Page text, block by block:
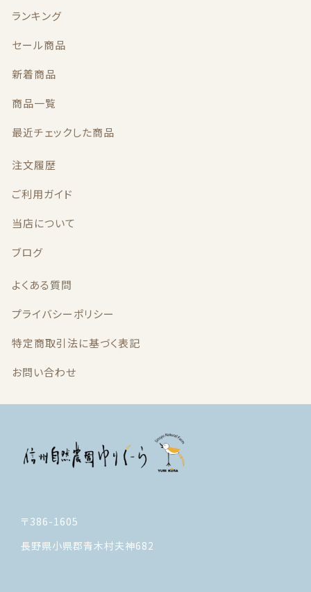
ランキング
セール商品
新着商品
商品一覧
最近チェックした商品
注文履歴
ご利用ガイド
当店について
ブログ
よくある質問
プライバシーポリシー
特定商取引法に基づく表記
お問い合わせ
〒386-1605
長野県小県郡青木村夫神682
© 2021 信州自然農園ゆりく～ら